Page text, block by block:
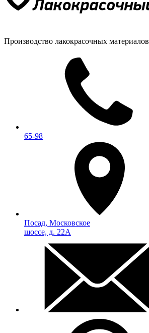
Производство лакокрасочных материалов
65-98
Посад, Московское
шоссе, д. 22А